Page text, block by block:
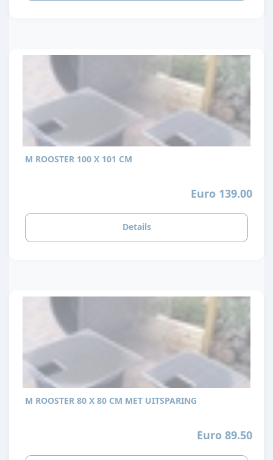
M ROOSTER 100 X 101 CM
Euro 139.00
Details
M ROOSTER 80 X 80 CM MET UITSPARING
Euro 89.50